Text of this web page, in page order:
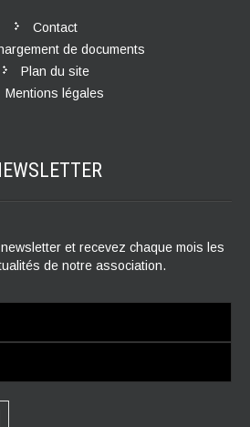
Contact
de documents
Plan du site
Mentions légales
et recevez chaque mois les
de notre association.